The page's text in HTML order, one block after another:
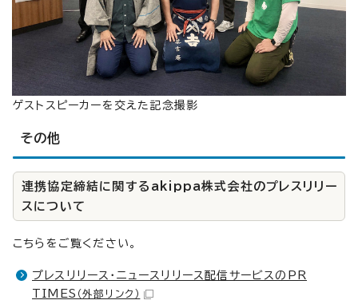
ゲストスピーカーを交えた記念撮影
その他
連携協定締結に関するakippa株式会社のプレスリリー
スについて
こちらをご覧ください。
プレスリリース・ニュースリリース配信サービスのPR
TIMES （外部リンク）